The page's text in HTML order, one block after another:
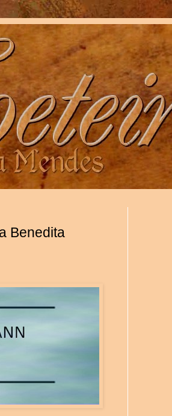
Benedita